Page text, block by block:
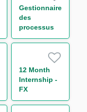
Gestionnaire
des
processus
H/F
12 Month
Internship -
FX
Quantitative